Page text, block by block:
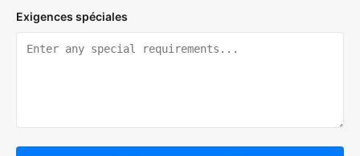
Exigences spéciales